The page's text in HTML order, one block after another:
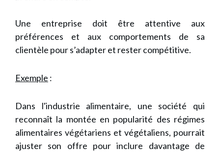
Une entreprise doit être attentive aux
préférences et aux comportements de sa
clientèle pour s’adapter et rester compétitive.
Exemple :
Dans l'industrie alimentaire, une société qui
reconnaît la montée en popularité des régimes
alimentaires végétariens et végétaliens, pourrait
ajuster son offre pour inclure davantage de